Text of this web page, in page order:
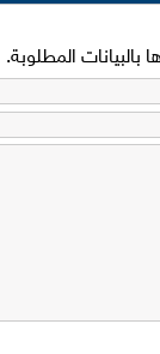
المطلوبة.